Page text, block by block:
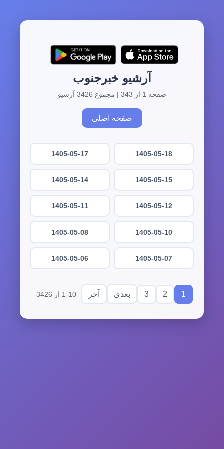
آرشیو خبرجنوب
صفحه 1 از 343 | مجموع 3426 آرشیو
صفحه اصلی
1405-05-18
1405-05-17
1405-05-15
1405-05-14
1405-05-12
1405-05-11
1405-05-10
1405-05-08
1405-05-07
1405-05-06
1
2
3 بعدی آخر 1-10 از 3426